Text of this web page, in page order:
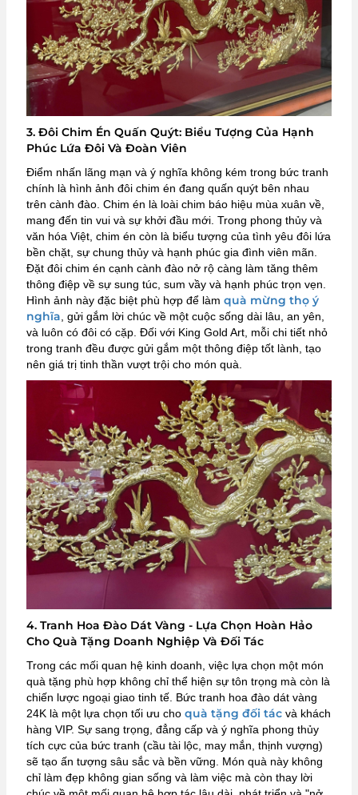
3. Đôi Chim Én Quấn Quýt: Biểu Tượng Của Hạnh
Phúc Lứa Đôi Và Đoàn Viên
Điểm nhấn lãng mạn và ý nghĩa không kém trong bức tranh
chính là hình ảnh đôi chim én đang quấn quýt bên nhau
trên cành đào. Chim én là loài chim báo hiệu mùa xuân về,
mang đến tin vui và sự khởi đầu mới. Trong phong thủy và
văn hóa Việt, chim én còn là biểu tượng của tình yêu đôi lứa
bền chặt, sự chung thủy và hạnh phúc gia đình viên mãn.
Đặt đôi chim én cạnh cành đào nở rộ càng làm tăng thêm
thông điệp về sự sung túc, sum vầy và hạnh phúc trọn vẹn.
Hình ảnh này đặc biệt phù hợp để làm quà mừng thọ ý
nghĩa , gửi gắm lời chúc về một cuộc sống dài lâu, an yên,
và luôn có đôi có cặp. Đối với King Gold Art, mỗi chi tiết nhỏ
trong tranh đều được gửi gắm một thông điệp tốt lành, tạo
nên giá trị tinh thần vượt trội cho món quà.
4. Tranh Hoa Đào Dát Vàng - Lựa Chọn Hoàn Hảo
Cho Quà Tặng Doanh Nghiệp Và Đối Tác
Trong các mối quan hệ kinh doanh, việc lựa chọn một món
quà tặng phù hợp không chỉ thể hiện sự tôn trọng mà còn là
chiến lược ngoại giao tinh tế. Bức tranh hoa đào dát vàng
24K là một lựa chọn tối ưu cho quà tặng đối tác và khách
hàng VIP. Sự sang trọng, đẳng cấp và ý nghĩa phong thủy
tích cực của bức tranh (cầu tài lộc, may mắn, thịnh vượng)
sẽ tạo ấn tượng sâu sắc và bền vững. Món quà này không
chỉ làm đẹp không gian sống và làm việc mà còn thay lời